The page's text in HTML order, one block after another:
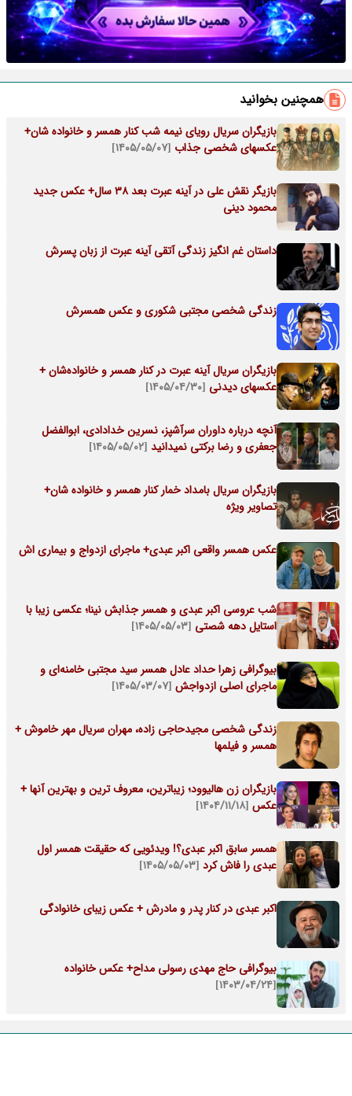
همچنین بخوانید
بازیگران سریال رویای نیمه شب کنار همسر و خانواده شان+
عکسهای شخصی جذاب [۱۴۰۵/۰۵/۰۷]
بازیگر نقش علی در آینه عبرت بعد 38 سال+ عکس جدید
محمود دینی
داستان غم انگیز زندگی آتقی آینه عبرت از زبان پسرش
زندگی شخصی مجتبی شکوری و عکس همسرش
بازیگران سریال آینه عبرت در کنار همسر و خانواده‌شان +
عکسهای دیدنی [۱۴۰۵/۰۴/۳۰]
آنچه درباره داوران سرآشپز، نسرین خدادادی، ابوالفضل
جعفری و رضا برکتی نمیدانید [۱۴۰۵/۰۵/۰۲]
بازیگران سریال بامداد خمار کنار همسر و خانواده شان+
تصاویر ویژه
عکس همسر واقعی اکبر عبدی+ ماجرای ازدواج و بیماری اش
شب عروسی اکبر عبدی و همسر جذابش نینا؛ عکسی زیبا با
استایل دهه شصتی [۱۴۰۵/۰۵/۰۳]
بیوگرافی زهرا حداد عادل همسر سید مجتبی خامنه‌ای و
ماجرای اصلی ازدواجش [۱۴۰۵/۰۳/۰۷]
زندگی شخصی مجیدحاجی زاده، مهران سریال مهر خاموش +
همسر و فیلمها
بازیگران زن هالیوود؛ زیباترین، معروف ترین و بهترین آنها +
عکس [۱۴۰۴/۱۱/۱۸]
همسر سابق اکبر عبدی؟! ویدئویی که حقیقت همسر اول
عبدی را فاش کرد [۱۴۰۵/۰۵/۰۳]
اکبر عبدی در کنار پدر و مادرش + عکس زیبای خانوادگی
بیوگرافی حاج مهدی رسولی مداح+ عکس خانواده
[۱۴۰۳/۰۴/۲۴]